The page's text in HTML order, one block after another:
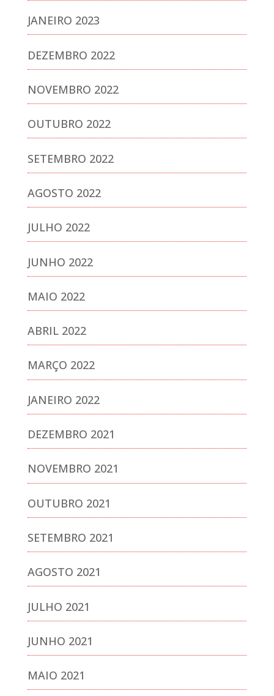
JANEIRO 2023
DEZEMBRO 2022
NOVEMBRO 2022
OUTUBRO 2022
SETEMBRO 2022
AGOSTO 2022
JULHO 2022
JUNHO 2022
MAIO 2022
ABRIL 2022
MARÇO 2022
JANEIRO 2022
DEZEMBRO 2021
NOVEMBRO 2021
OUTUBRO 2021
SETEMBRO 2021
AGOSTO 2021
JULHO 2021
JUNHO 2021
MAIO 2021